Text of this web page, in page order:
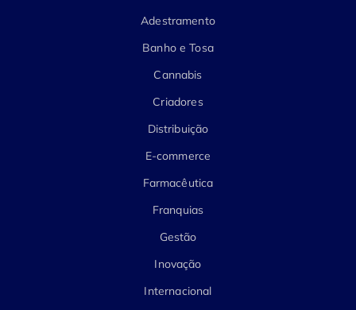
Adestramento
Banho e Tosa
Cannabis
Criadores
Distribuição
E-commerce
Farmacêutica
Franquias
Gestão
Inovação
Internacional